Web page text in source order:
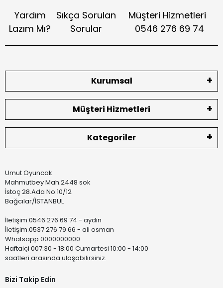
Yardım
Lazım Mı?
Sıkça Sorulan
Sorular
Müşteri Hizmetleri
0546 276 69 74
Kurumsal
Müşteri Hizmetleri
Kategoriler
Umut Oyuncak
Mahmutbey Mah.2448 sok
İstoç 28.Ada No:10/12
Bağcılar/İSTANBUL
İletişim.0546 276 69 74 - aydın
İletişim.0537 276 79 66 - ali osman
Whatsapp.0000000000
Haftaiçi 007:30 - 18:00 Cumartesi 10:00 - 14:00
saatleri arasında ulaşabilirsiniz.
Bizi Takip Edin